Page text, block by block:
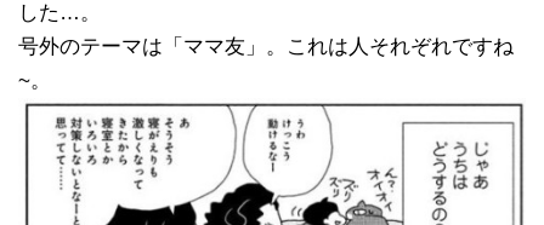
した…。
号外のテーマは「ママ友」。これは人それぞれですね
~。